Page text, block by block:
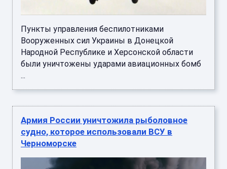
Пункты управления беспилотниками
Вооруженных сил Украины в Донецкой
Народной Республике и Херсонской области
были уничтожены ударами авиационных бомб
...
Армия России уничтожила рыболовное
судно, которое использовали ВСУ в
Черноморске